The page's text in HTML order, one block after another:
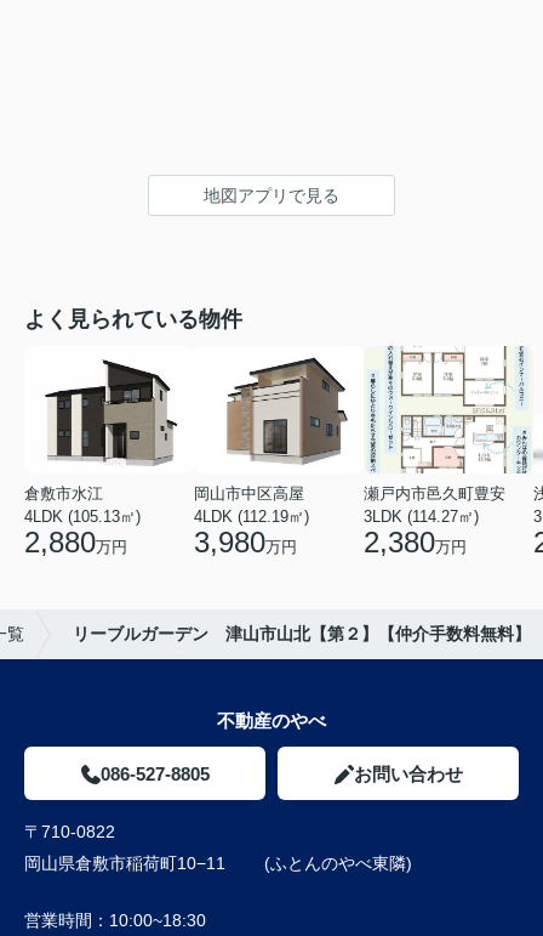
地図アプリで見る
よく見られている物件
倉敷市水江
4LDK (105.13㎡)
2,880万円
岡山市中区高屋
4LDK (112.19㎡)
3,980万円
瀬戸内市邑久町豊安
3LDK (114.27㎡)
2,380万円
覧 リーブルガーデン 津山市山北【第２】【仲介手数料無料】
不動産のやべ
086-527-8805 お問い合わせ
〒710-0822
岡山県倉敷市稲荷町10−11 (ふとんのやべ東隣)
営業時間： 10:00~18:30